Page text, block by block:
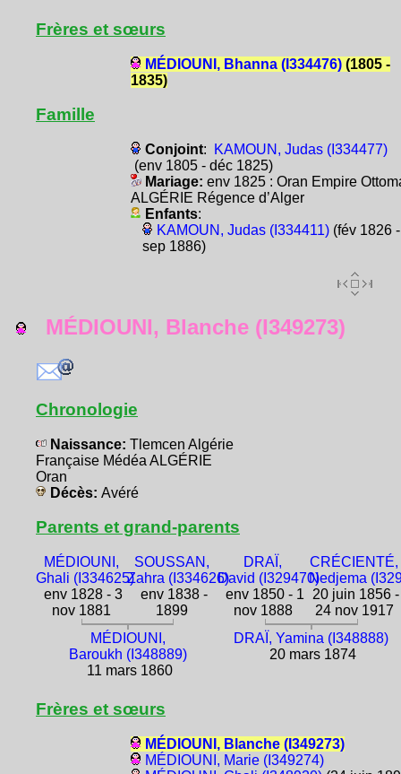
Frères et sœurs
MÉDIOUNI, Bhanna (I334476)(1805 -
1835)
Famille
Conjoint:
KAMOUN, Judas (I334477)
(env 1805 - déc 1825)
Mariage: env 1825 : Oran Empire
ALGÉRIE Régence d’Alger
Enfants:
KAMOUN, Judas (I334411)(fév 1826
sep 1886)
MÉDIOUNI, Blanche (I349273)
Chronologie
Naissance: Tlemcen Algérie
Française Médéa ALGÉRIE
Oran
Décès: Avéré
Parents et grand-parents
MÉDIOUNI,
Ghali (I334625)
env 1828 - 3
nov 1881
SOUSSAN,
Zahra (I334626)
env 1838 -
1899
DRAÏ,
David (I329470)
env 1850 - 1
nov 1888
CRÉCIENTÉ,
Nedjema
20 juin 1856 -
24 nov 1917
MÉDIOUNI,
Baroukh (I348889)
11 mars 1860
DRAÏ, Yamina (I348888)
20 mars 1874
Frères et sœurs
MÉDIOUNI, Blanche (I349273)
MÉDIOUNI, Marie (I349274)